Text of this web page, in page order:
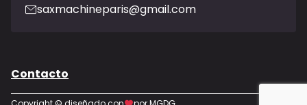
saxmachineparis@gmail.com
Contacto